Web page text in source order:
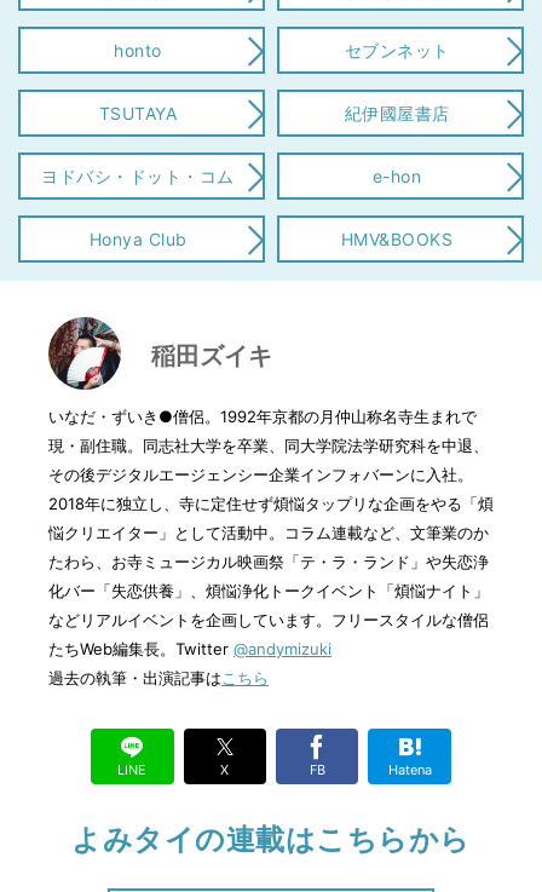
honto セブンネット
TSUTAYA 紀伊國屋書店
ヨドバシ・ドット・コム e-hon
Honya Club HMV&BOOKS
稲田ズイキ
いなだ・ずいき●僧侶。1992年京都の月仲山称名寺生まれで
現・副住職。同志社大学を卒業、同大学院法学研究科を中退、
その後デジタルエージェンシー企業インフォバーンに入社。
2018年に独立し、寺に定住せず煩悩タップリな企画をやる「煩
悩クリエイター」として活動中。コラム連載など、文筆業のか
たわら、お寺ミュージカル映画祭「テ・ラ・ランド」や失恋浄
化バー「失恋供養」、煩悩浄化トークイベント「煩悩ナイト」
などリアルイベントを企画しています。フリースタイルな僧侶
たちWeb編集長。Twitter @andymizuki
過去の執筆・出演記事はこちら
LINE X FB Hatena
よみタイの連載はこちらから